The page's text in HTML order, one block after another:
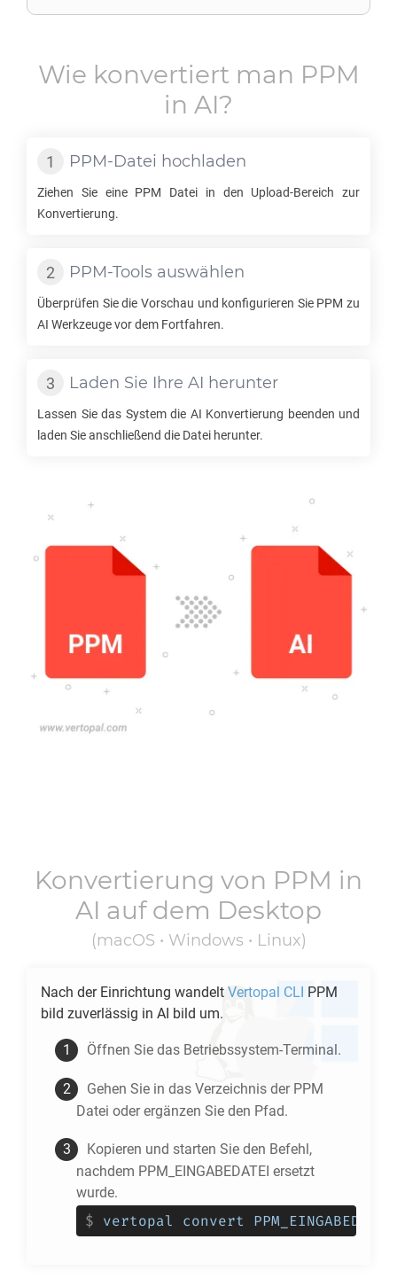
Wie konvertiert man PPM
in AI?
PPM-Datei hochladen
Ziehen Sie eine PPM Datei in den Upload-Bereich zur
Konvertierung.
PPM-Tools auswählen
Überprüfen Sie die Vorschau und konfigurieren Sie PPM zu
AI Werkzeuge vor dem Fortfahren.
Laden Sie Ihre AI herunter
Lassen Sie das System die AI Konvertierung beenden und
laden Sie anschließend die Datei herunter.
Konvertierung von PPM in
AI auf dem Desktop
(macOS • Windows • Linux)
Nach der Einrichtung wandelt Vertopal CLI PPM
bild zuverlässig in AI bild um.
Öffnen Sie das Betriebssystem-Terminal.
Gehen Sie in das Verzeichnis der PPM
Datei oder ergänzen Sie den Pfad.
Kopieren und starten Sie den Befehl,
nachdem PPM_EINGABEDATEI ersetzt
wurde.
$ vertopal convert